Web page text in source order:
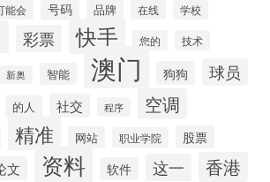
能会 号码 品牌 在线 学校
彩票 快手 您的 技术
新奥 智能 澳门 狗狗 球员
的人 社交 程序 空调
精准 网站 职业学院 股票
文 资料 软件 这一 香港